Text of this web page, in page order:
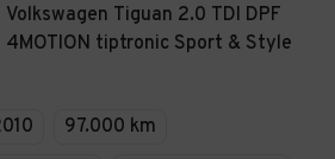
Volkswagen Tiguan 2.0 TDI DPF
4MOTION tiptronic Sport & Style
97.000 km